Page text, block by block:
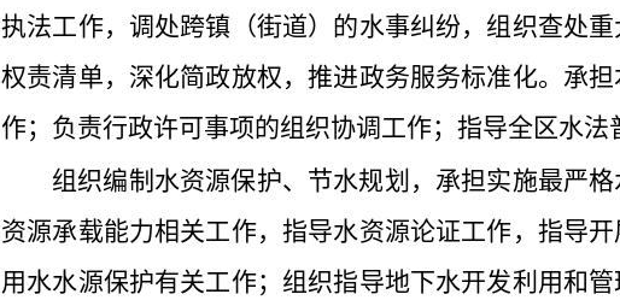
执法工作，调处跨镇（街道）的水事纠纷，组织查处
权责清单，深化简政放权，推进政务服务标准化。承
作；负责行政许可事项的组织协调工作；指导全区水法
组织编制水资源保护、节水规划，承担实施最严
资源承载能力相关工作，指导水资源论证工作，指导
用水水源保护有关工作；组织指导地下水开发利用和